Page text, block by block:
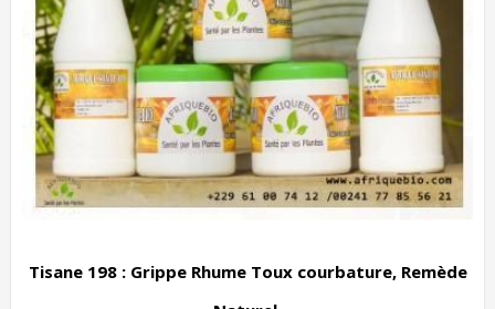
Tisane 198 : Grippe Rhume Toux courbature, Remède